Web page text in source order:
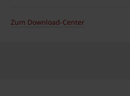
Zum Download-Center